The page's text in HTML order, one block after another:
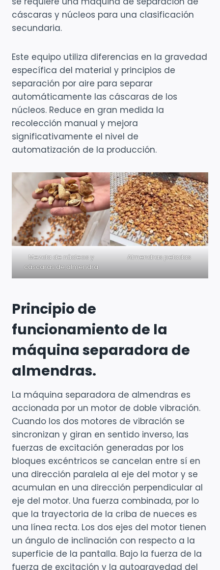
cáscaras y núcleos para una clasificación
secundaria.
Este equipo utiliza diferencias en la gravedad
específica del material y principios de
separación por aire para separar
automáticamente las cáscaras de los
núcleos. Reduce en gran medida la
recolección manual y mejora
significativamente el nivel de
automatización de la producción.
Mezcla de núcleos y
cáscaras de almendra
Almendras peladas
Principio de
funcionamiento de la
máquina separadora de
almendras.
La máquina separadora de almendras es
accionada por un motor de doble vibración.
Cuando los dos motores de vibración se
sincronizan y giran en sentido inverso, las
fuerzas de excitación generadas por los
bloques excéntricos se cancelan entre sí en
una dirección paralela al eje del motor y se
acumulan en una dirección perpendicular al
eje del motor. Una fuerza combinada, por lo
que la trayectoria de la criba de nueces es
una línea recta. Los dos ejes del motor tienen
un ángulo de inclinación con respecto a la
superficie de la pantalla. Bajo la fuerza de la
fuerza de excitación y la autogravedad del